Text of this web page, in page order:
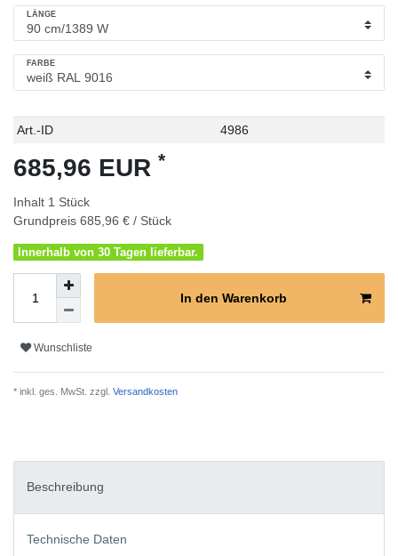
LÄNGE
FARBE
Technisches
Wert
Art.-ID 4986
685,96 EUR *
Inhalt 1 Stück
Grundpreis 685,96 € / Stück
Innerhalb von 30 Tagen lieferbar.
In den Warenkorb
Wunschliste
* inkl. ges. MwSt. zzgl. Versandkosten
Beschreibung
Technische Daten